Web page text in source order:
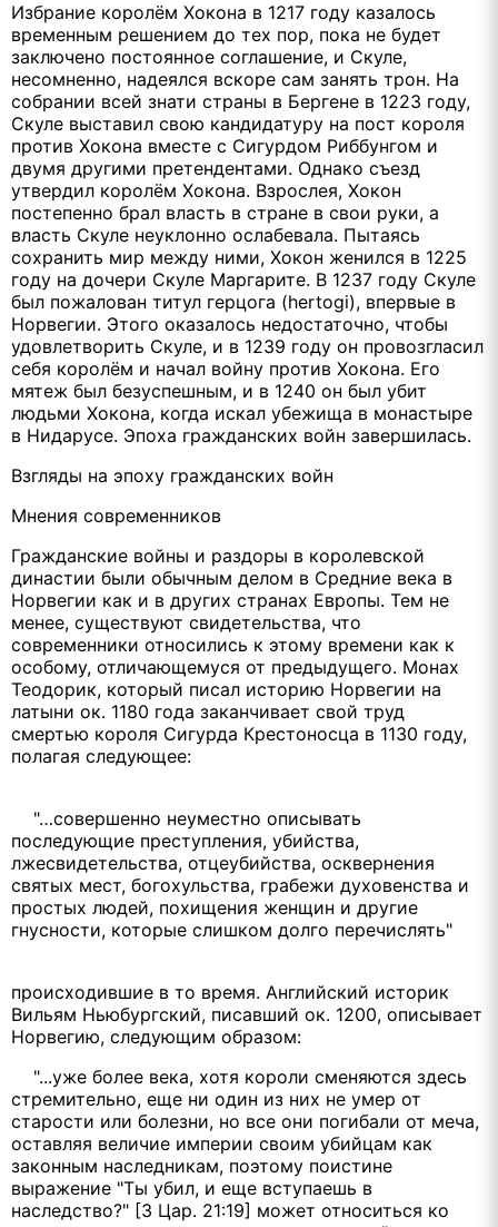
Избрание королём Хокона в 1217 году казалось
временным решением до тех пор, пока не будет
заключено постоянное соглашение, и Скуле,
несомненно, надеялся вскоре сам занять трон. На
собрании всей знати страны в Бергене в 1223 году,
Скуле выставил свою кандидатуру на пост короля
против Хокона вместе с Сигурдом Риббунгом и
двумя другими претендентами. Однако съезд
утвердил королём Хокона. Взрослея, Хокон
постепенно брал власть в стране в свои руки, а
власть Скуле неуклонно ослабевала. Пытаясь
сохранить мир между ними, Хокон женился в 1225
году на дочери Скуле Маргарите. В 1237 году Скуле
был пожалован титул герцога (hertogi), впервые в
Норвегии. Этого оказалось недостаточно, чтобы
удовлетворить Скуле, и в 1239 году он провозгласил
себя королём и начал войну против Хокона. Его
мятеж был безуспешным, и в 1240 он был убит
людьми Хокона, когда искал убежища в монастыре
в Нидарусе. Эпоха гражданских войн завершилась.
Взгляды на эпоху гражданских войн
Мнения современников
Гражданские войны и раздоры в королевской
династии были обычным делом в Средние века в
Норвегии как и в других странах Европы. Тем не
менее, существуют свидетельства, что
современники относились к этому времени как к
особому, отличающемуся от предыдущего. Монах
Теодорик, который писал историю Норвегии на
латыни ок. 1180 года заканчивает свой труд
смертью короля Сигурда Крестоносца в 1130 году,
полагая следующее:
"…совершенно неуместно описывать
последующие преступления, убийства,
лжесвидетельства, отцеубийства, осквернения
святых мест, богохульства, грабежи духовенства и
простых людей, похищения женщин и другие
гнусности, которые слишком долго перечислять"
происходившие в то время. Английский историк
Вильям Ньюбургский, писавший ок. 1200, описывает
Норвегию, следующим образом:
"...уже более века, хотя короли сменяются здесь
стремительно, еще ни один из них не умер от
старости или болезни, но все они погибали от меча,
оставляя величие империи своим убийцам как
законным наследникам, поэтому поистине
выражение "Ты убил, и еще вступаешь в
наследство?" [3 Цар. 21:19] может относиться ко